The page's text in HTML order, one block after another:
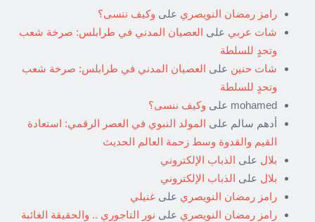
رامز رمضان النويصري على وكيف ننسى؟
شات عربي على العصيان المدني في طرابلس: صرخة شعب
وتحدٍ للسلطة
شات حنين على العصيان المدني في طرابلس: صرخة شعب
وتحدٍ للسلطة
mohamed على وكيف ننسى؟
أدهم سالم على المولد النبوي في العصر الرقمي: استعادة
القيم والقدوة وسط زحمة العالم الحديث
بلال على الذباب الإلكتروني
بلال على الذباب الإلكتروني
رامز رمضان النويصري على غنيلي
رامز رمضان النويصري على نور التاجوري .. والحقيقة الغائبة